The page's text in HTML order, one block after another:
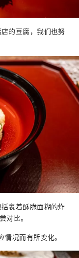
的豆腐，我们也努
裹着酥脆面糊的炸
对比。
况而有所变化。